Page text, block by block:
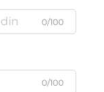
0/100
0/100